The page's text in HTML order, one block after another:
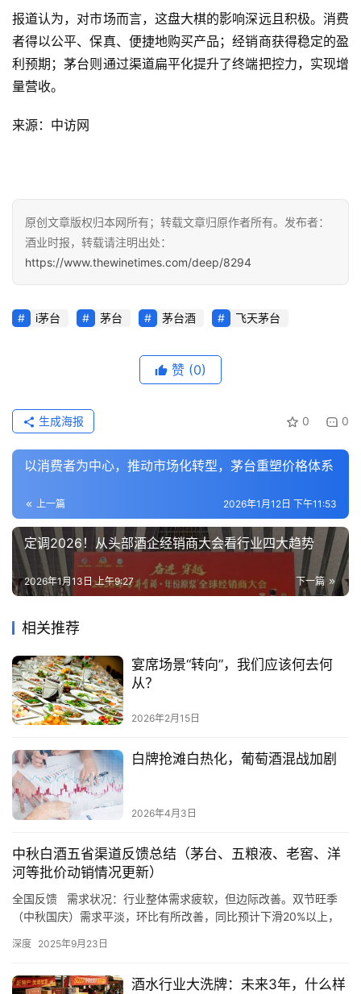
公
司
度
酒
观
动
视
频
登录 注册
报道认为， 对市场而言，这盘大棋的影响深远且积极。 消费
者得以公平、保真、便捷地购买产品；经销商获得稳定的盈
利预期；茅台则通过渠道扁平化提升了终端把控力，实现增
量营收。
来源：中访网
原创文章版权归本网所有；转载文章归原作者所有。发布者：
酒业时报，转载请注明出处：
https://www.thewinetimes.com/deep/8294
i茅台 茅台 茅台酒 飞天茅台
赞 (0)
0 0
生成海报
以消费者为中心，推动市场化转型，茅台重塑价格体系
上一篇 2026年1月12日 下午11:53
定调2026！从头部酒企经销商大会看行业四大趋势
下一篇
2026年1月13日 上午9:27
相关推荐
宴席场景“转向”，我们应该何去何
从？
2026年2月15日
白牌抢滩白热化，葡萄酒混战加剧
2026年4月3日
中秋白酒五省渠道反馈总结（茅台、五粮液、老窖、洋
河等批价动销情况更新）
全国反馈 需求状况：行业整体需求疲软，但边际改善。双节旺季
（中秋国庆）需求平淡，环比有所改善，同比预计下滑20%以上，
整，行业出清方向渐明。预计2026年价格指标转正有望带动通胀与
动销预计下滑20-30%以上。迎驾贡酒合肥地区出库量…
深度 2025年9月23日
酒水行业大洗牌：未来3年，什么样